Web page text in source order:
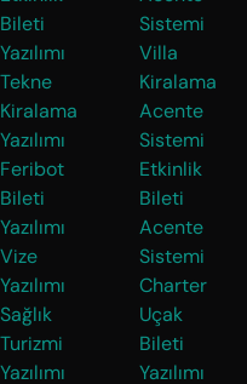
Bileti
Yazılımı
Tekne
Kiralama
Yazılımı
Feribot
Bileti
Yazılımı
Vize
Yazılımı
Sağlık
Turizmi
Yazılımı
Sistemi
Villa
Kiralama
Acente
Sistemi
Etkinlik
Bileti
Acente
Sistemi
Charter
Uçak
Bileti
Yazılımı